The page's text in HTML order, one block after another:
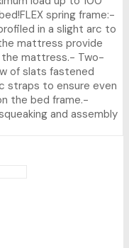
spring frame:-
in a slight arc to
mattress provide
mattress.- Two-
of slats fastened
straps to ensure even
the bed frame.-
and assembly